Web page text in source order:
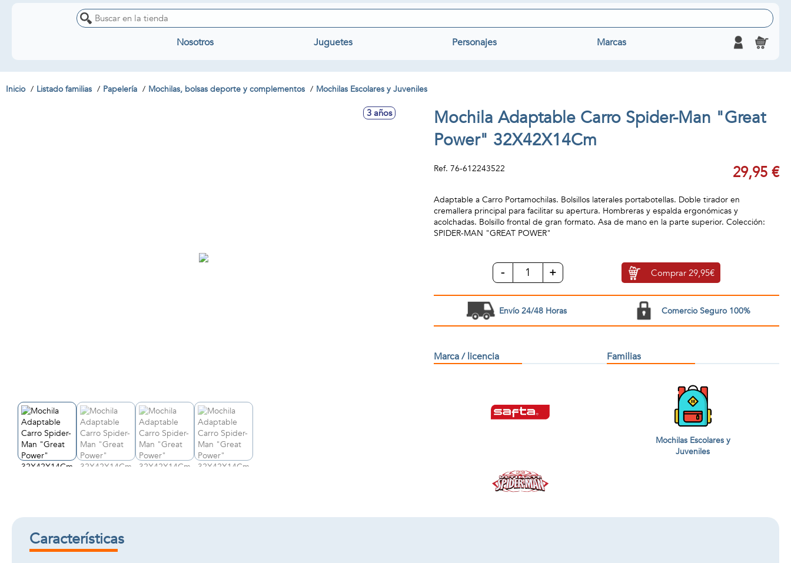
Nosotros Juguetes Personajes Marcas
Inicio Listado familias Papelería Mochilas, bolsas deporte y complementos Mochilas Escolares y Juveniles
3 años
Mochila Adaptable Carro Spider-Man "Great
Power" 32X42X14Cm
Ref. 76-612243522 29,95 €
Adaptable a Carro Portamochilas. Bolsillos laterales portabotellas. Doble tirador en
cremallera principal para facilitar su apertura. Hombreras y espalda ergonómicas y
acolchadas. Bolsillo frontal de gran formato. Asa de mano en la parte superior. Colección:
SPIDER-MAN "GREAT POWER"
- + Comprar29,95€
Envío 24/48 Horas Comercio Seguro 100%
Marca / licencia Familias
Mochilas Escolares y
Juveniles
Características